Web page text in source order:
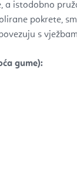
a istodobno
pokrete,
s
gume):